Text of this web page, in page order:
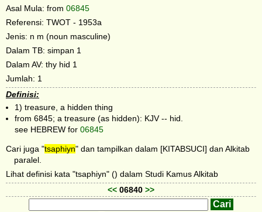
Asal Mula: from 06845
Referensi: TWOT - 1953a
Jenis: n m (noun masculine)
Dalam TB: simpan 1
Dalam AV: thy hid 1
Jumlah: 1
Definisi:
1) treasure, a hidden thing
from 6845; a treasure (as hidden): KJV -- hid.
see HEBREW for 06845
Cari juga "tsaphiyn" dan tampilkan dalam [KITABSUCI] dan Alkitab
paralel.
Lihat definisi kata "tsaphiyn" () dalam Studi Kamus Alkitab
<< 06840 >>